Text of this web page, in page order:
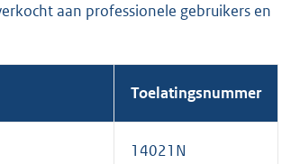
aan professionele gebruikers en
Toelatingsnummer
14021N